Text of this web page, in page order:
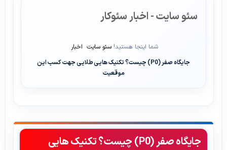
سئو سایت - اخبار سئوکار
شما اینجا هستید! سئو سایت اخبار
جایگاه صفر (P0) چیست؟ تکنیک هایی طلایی جهت کسب این
موقعیت
جایگاه صفر (P0) چیست؟ تکنیک هایی